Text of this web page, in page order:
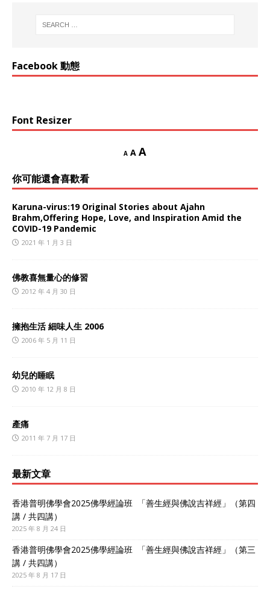
Facebook 動態
Font Resizer
A A A
你可能還會喜歡看
Karuna-virus:19 Original Stories about Ajahn
Brahm,Offering Hope, Love, and Inspiration Amid the
COVID-19 Pandemic
2021 年 1 月 3 日
佛教喜無量心的修習
2012 年 4 月 30 日
擁抱生活 細味人生 2006
2006 年 5 月 11 日
幼兒的睡眠
2010 年 12 月 8 日
產痛
2011 年 7 月 17 日
最新文章
香港普明佛學會2025佛學經論班 「善生經與佛說吉祥經」（第四
講 / 共四講）
2025 年 8 月 24 日
香港普明佛學會2025佛學經論班 「善生經與佛說吉祥經」（第三
講 / 共四講）
2025 年 8 月 17 日